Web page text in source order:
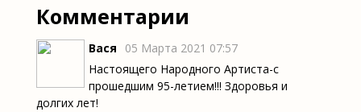
Комментарии
Вася
05 Марта 2021 07:57
Настоящего Народного Артиста-с
прошедшим 95-летием!!! Здоровья и
долгих лет!